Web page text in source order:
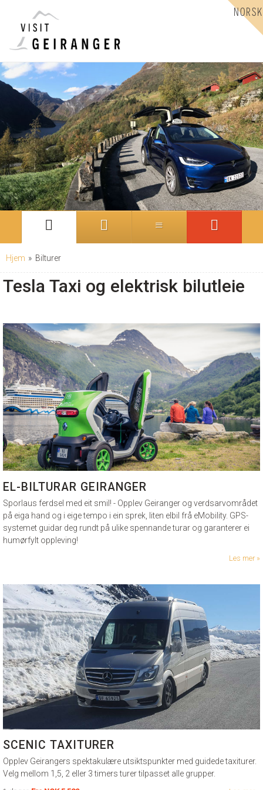
NORSK
Hjem » Bilturer
Tesla Taxi og elektrisk bilutleie
EL-BILTURAR GEIRANGER
Sporlaus ferdsel med eit smil! - Opplev Geiranger og verdsarvområdet
på eiga hand og i eige tempo i ein sprek, liten elbil frå eMobility. GPS-
systemet guidar deg rundt på ulike spennande turar og garanterer ei
humørfylt oppleving!
Les mer
SCENIC TAXITURER
Opplev Geirangers spektakulære utsiktspunkter med guidede taxiturer.
Velg mellom 1,5, 2 eller 3 timers turer tilpasset alle grupper.